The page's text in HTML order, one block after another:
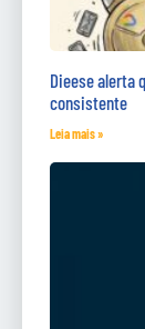
Dieese alerta
consistente
Leia mais »